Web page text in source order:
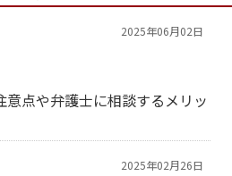
2025年06月02日
点や弁護士に相談するメリッ
2025年02月26日